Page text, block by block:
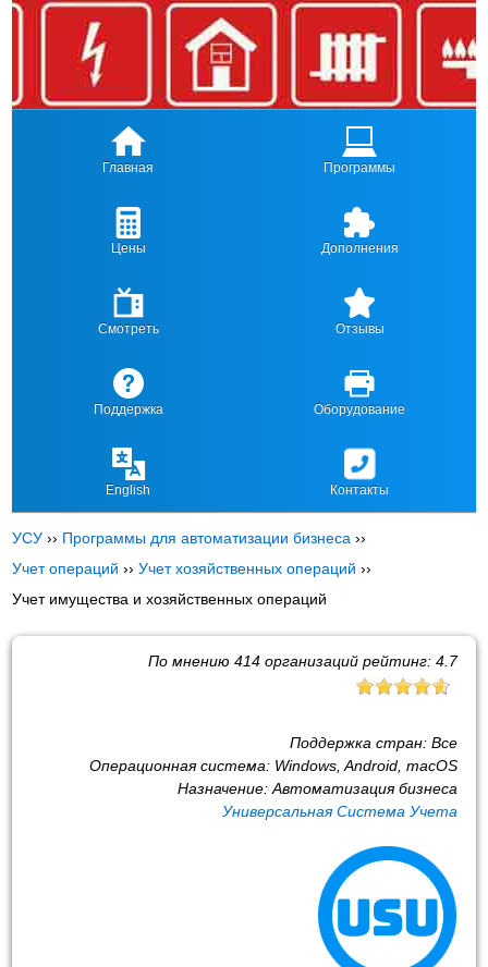
Главная Программы
Цены Дополнения
Смотреть Отзывы
Поддержка Оборудование
English Контакты
УСУ ›› Программы для автоматизации бизнеса ››
Учет операций ››Учет хозяйственных операций ››
Учет имущества и хозяйственных операций
По мнению 414организаций рейтинг: 4.7
Поддержка стран: Все
Операционная система: Windows, Android, macOS
Назначение: Автоматизация бизнеса
Универсальная Система Учета